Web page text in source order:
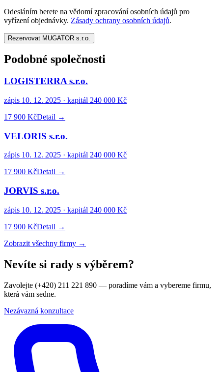
Odesláním berete na vědomí zpracování osobních údajů pro
vyřízení objednávky. Zásady ochrany osobních údajů.
Rezervovat MUGATOR s.r.o.
Podobné společnosti
LOGISTERRA s.r.o.
zápis 10. 12. 2025 · kapitál 240 000 Kč
17 900 KčDetail →
VELORIS s.r.o.
zápis 10. 12. 2025 · kapitál 240 000 Kč
17 900 KčDetail →
JORVIS s.r.o.
zápis 10. 12. 2025 · kapitál 240 000 Kč
17 900 KčDetail →
Zobrazit všechny firmy →
Nevíte si rady s výběrem?
Zavolejte (+420) 211 221 890 — poradíme vám a vybereme firmu,
která vám sedne.
Nezávazná konzultace